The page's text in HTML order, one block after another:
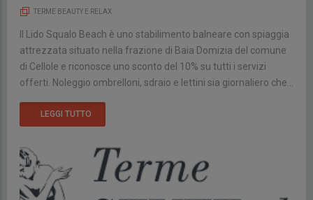
TERME BEAUTY E RELAX
Il Lido Squalo Beach è uno stabilimento balneare con spiaggia
attrezzata situato nella frazione di Baia Domizia del comune
di Cellole e riconosce uno sconto del 10% su tutti i servizi
offerti. Noleggio ombrelloni, sdraio e lettini sia giornaliero che...
LEGGI TUTTO